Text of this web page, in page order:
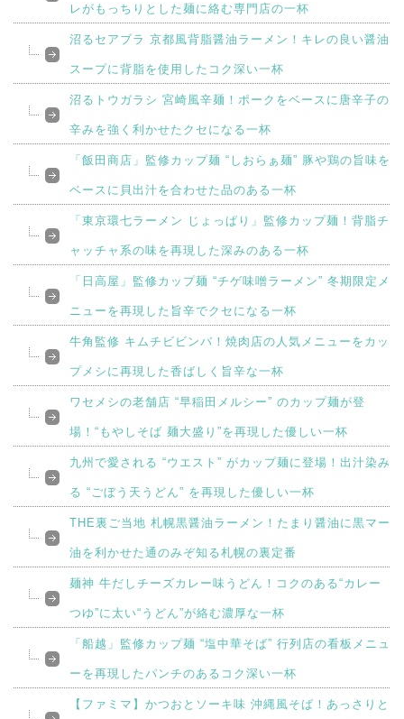
レがもっちりとした麺に絡む専門店の一杯
沼るセアブラ 京都風背脂醤油ラーメン！キレの良い醤油
スープに背脂を使用したコク深い一杯
沼るトウガラシ 宮崎風辛麺！ポークをベースに唐辛子の
辛みを強く利かせたクセになる一杯
「飯田商店」監修カップ麺 “しおらぁ麺” 豚や鶏の旨味を
ベースに貝出汁を合わせた品のある一杯
「東京環七ラーメン じょっぱり」監修カップ麺！背脂チ
ャッチャ系の味を再現した深みのある一杯
「日高屋」監修カップ麺 “チゲ味噌ラーメン” 冬期限定メ
ニューを再現した旨辛でクセになる一杯
牛角監修 キムチビビンバ！焼肉店の人気メニューをカッ
プメシに再現した香ばしく旨辛な一杯
ワセメシの老舗店 “早稲田メルシー” のカップ麺が登
場！“もやしそば 麺大盛り”を再現した優しい一杯
九州で愛される “ウエスト” がカップ麺に登場！出汁染み
る “ごぼう天うどん” を再現した優しい一杯
THE裏ご当地 札幌黒醤油ラーメン！たまり醤油に黒マー
油を利かせた通のみぞ知る札幌の裏定番
麺神 牛だしチーズカレー味うどん！コクのある“カレー
つゆ”に太い“うどん”が絡む濃厚な一杯
「船越」監修カップ麺 “塩中華そば” 行列店の看板メニュ
ーを再現したパンチのあるコク深い一杯
【ファミマ】かつおとソーキ味 沖縄風そば！あっさりと